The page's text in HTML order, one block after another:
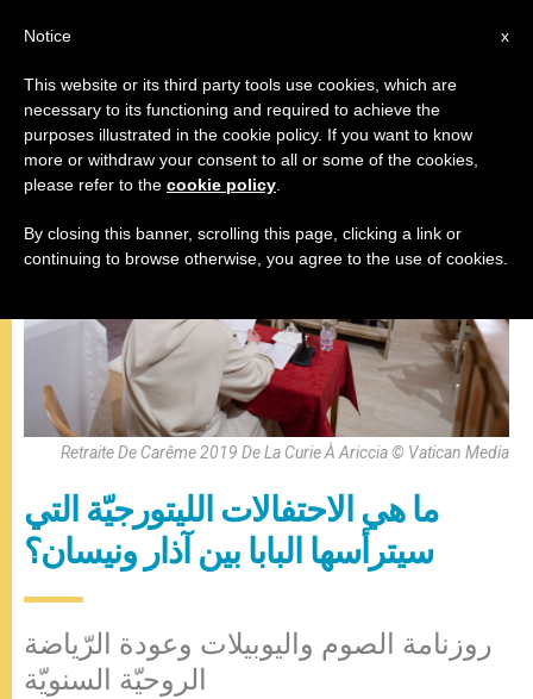
البابا فرنسيس
Retraite De Carême 2019 De La Curie À Ariccia © Vatican Media
ما هي الاحتفالات الليتورجيّة التي
سيترأسها البابا بين آذار ونيسان؟
روزنامة الصوم واليوبيلات وعودة الرّياضة
الروحيّة السنويّة
x
Notice
This website or its third party tools use cookies, which are
necessary to its functioning and required to achieve the
purposes illustrated in the cookie policy. If you want to know
more or withdraw your consent to all or some of the cookies,
please refer to the cookie policy
By closing this banner, scrolling this page, clicking a link or
continuing to browse otherwise, you agree to the use of cookies.